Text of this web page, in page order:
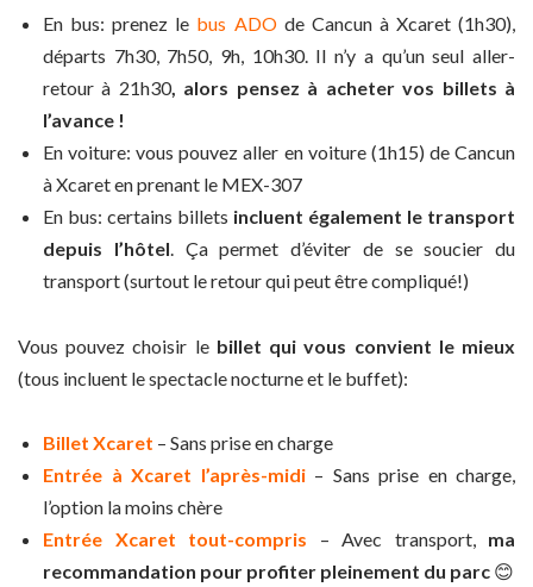
En bus: prenez le bus ADOde Cancun à Xcaret (1h30),
départs 7h30, 7h50, 9h, 10h30. Il n’y a qu’un seul aller-
retour à 21h30, alors pensez à acheter vos billets à
l’avance !
En voiture: vous pouvez aller en voiture (1h15) de Cancun
à Xcaret en prenant le MEX-307
En bus: certains billets incluent également le transport
depuis l’hôtel. Ça permet d’éviter de se soucier du
transport (surtout le retour qui peut être compliqué!)
Vous pouvez choisir le billet qui vous convient le mieux
(tous incluent le spectacle nocturne et le buffet):
Billet Xcaret – Sans prise en charge
Entrée à Xcaret l’après-midi– Sans prise en charge,
l’option la moins chère
Entrée Xcaret tout-compris
– Avec transport, ma
recommandation pour profiter pleinement du parc 😊